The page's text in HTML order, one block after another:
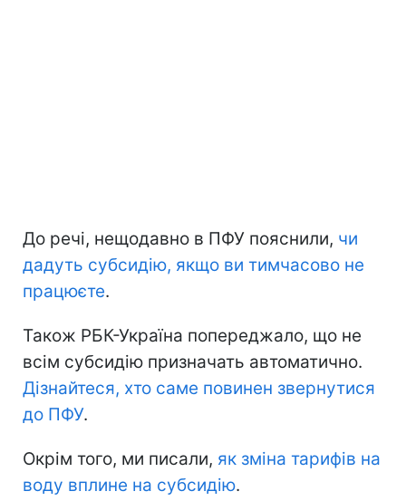
До речі, нещодавно в ПФУ пояснили, чи
дадуть субсидію, якщо ви тимчасово не
працюєте.
Також РБК-Україна попереджало, що не
всім субсидію призначать автоматично.
Дізнайтеся, хто саме повинен звернутися
до ПФУ.
Окрім того, ми писали, як зміна тарифів на
воду вплине на субсидію.